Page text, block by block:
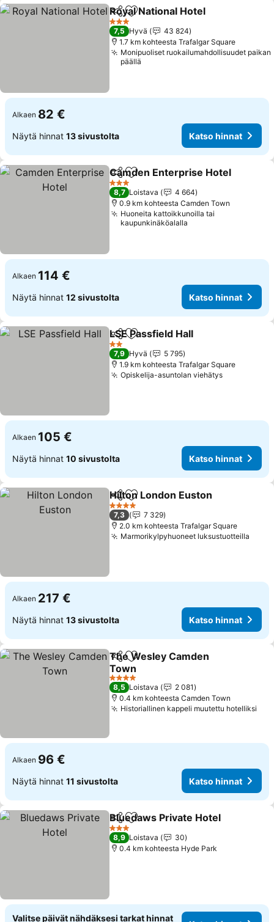
Jaa Lisää suosikkeihin
Royal National Hotel
3 Tähtiluokitus
7,5 Hyvä
43 824
1.7 km kohteesta Trafalgar Square
Monipuoliset ruokailumahdollisuudet paikan
päällä
Alkaen 82 €
Näytä hinnat 13 sivustolta Katso hinnat
Jaa Lisää suosikkeihin
Camden Enterprise Hotel
3 Tähtiluokitus
8,7 Loistava
4 664
0.9 km kohteesta Camden Town
Huoneita kattoikkunoilla tai
kaupunkinäköalalla
Alkaen 114 €
Näytä hinnat 12 sivustolta Katso hinnat
Jaa Lisää suosikkeihin
LSE Passfield Hall
2 Tähtiluokitus
7,9 Hyvä
5 795
1.9 km kohteesta Trafalgar Square
Opiskelija-asuntolan viehätysKatso
Alkaen 105 €
Näytä hinnat 10 sivustolta Katso hinnat
Jaa Lisää suosikkeihin
Hilton London Euston
4 Tähtiluokitus
7,3
7 329
2.0 km kohteesta Trafalgar Square
Marmorikylpyhuoneet luksustuotteilla
Alkaen 217 €
Näytä hinnat 13 sivustolta Katso hinnat
Jaa Lisää suosikkeihin
The Wesley Camden
Town
Katso hinnat
4 Tähtiluokitus
8,5 Loistava
2 081
0.4 km kohteesta Camden Town
Historiallinen kappeli muutettu hotelliksi
Alkaen 96 €
Näytä hinnat 11 sivustolta Katso hinnat
Jaa Lisää suosikkeihin
Bluedaws Private Hotel
3 Tähtiluokitus
8,9 Loistava
30
0.4 km kohteesta Hyde Park
Valitse päivät nähdäksesi tarkat hinnat